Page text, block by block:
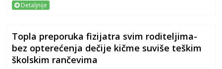
Detaljnije
Topla preporuka fizijatra svim roditeljima-
bez opterećenja dečije kičme suviše teškim
školskim rančevima